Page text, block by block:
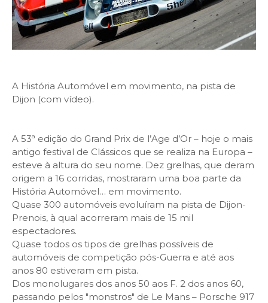
A História Automóvel em movimento, na pista de
Dijon (com vídeo).
A 53ª edição do Grand Prix de l’Age d’Or – hoje o mais
antigo festival de Clássicos que se realiza na Europa –
esteve à altura do seu nome. Dez grelhas, que deram
origem a 16 corridas, mostraram uma boa parte da
História Automóvel… em movimento.
Quase 300 automóveis evoluíram na pista de Dijon-
Prenois, à qual acorreram mais de 15 mil
espectadores.
Quase todos os tipos de grelhas possíveis de
automóveis de competição pós-Guerra e até aos
anos 80 estiveram em pista.
Dos monolugares dos anos 50 aos F. 2 dos anos 60,
passando pelos "monstros" de Le Mans – Porsche 917